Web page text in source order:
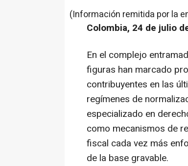
(Información remitida por la
Colombia, 24 de julio
En el complejo
figuras han marcado
contribuyentes en las
regímenes de
especializado en
como mecanismos de
fiscal cada vez más
de la base gravable.